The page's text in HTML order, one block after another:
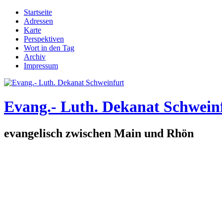
Direkt zum Inhalt
Hauptmenü
Startseite
Adressen
Karte
Perspektiven
Wort in den Tag
Archiv
Impressum
Evang.- Luth. Dekanat
evangelisch zwischen Main und Rhön